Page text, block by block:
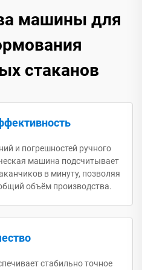
машины для
стаканов
и погрешностей ручного
машина подсчитывает
в минуту, позволяя
объём производства.
стабильно точное